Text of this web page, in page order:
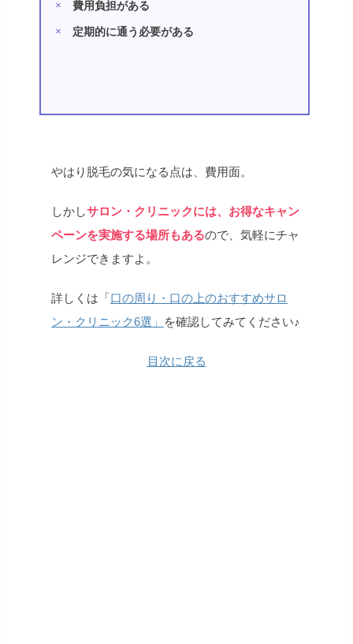
費用負担がある
定期的に通う必要がある
やはり脱毛の気になる点は、費用面。
しかしサロン・クリニックには、お得なキャン
ペーンを実施する場所もあるので、気軽にチャ
レンジできますよ。
詳しくは「 口の周り・口の上のおすすめサロ
ン・クリニック6選」
を確認してみてください♪
目次に戻る